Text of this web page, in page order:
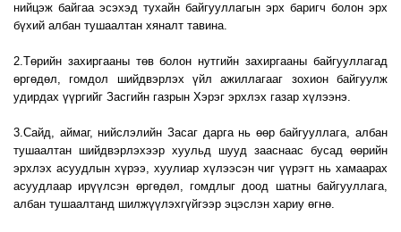
нийцэж байгаа эсэхэд тухайн байгууллагын эрх баригч болон эрх
бүхий албан тушаалтан хяналт тавина.
2.Төрийн захиргааны төв болон нутгийн захиргааны байгууллагад
өргөдөл, гомдол шийдвэрлэх үйл ажиллагааг зохион байгуулж
удирдах үүргийг Засгийн газрын Хэрэг эрхлэх газар хүлээнэ.
3.Сайд, аймаг, нийслэлийн Засаг дарга нь өөр байгууллага, албан
тушаалтан шийдвэрлэхээр хуульд шууд зааснаас бусад өөрийн
эрхлэх асуудлын хүрээ, хуулиар хүлээсэн чиг үүрэгт нь хамаарах
асуудлаар ирүүлсэн өргөдөл, гомдлыг доод шатны байгууллага,
албан тушаалтанд шилжүүлэхгүйгээр эцэслэн хариу өгнө.